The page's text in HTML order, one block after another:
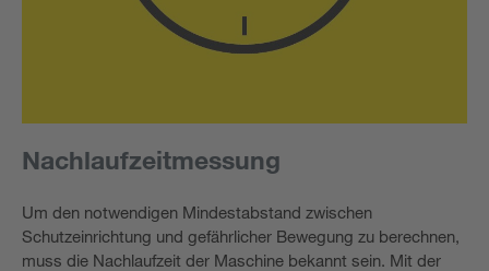
Nachlaufzeitmessung
Um den notwendigen Mindestabstand zwischen
Schutzeinrichtung und gefährlicher Bewegung zu berechnen,
muss die Nachlaufzeit der Maschine bekannt sein. Mit der